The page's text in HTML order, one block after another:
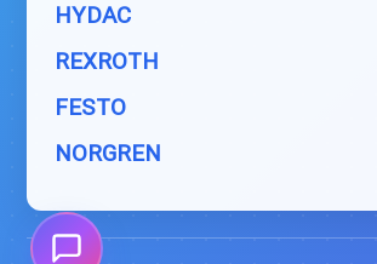
HYDAC
REXROTH
FESTO
NORGREN